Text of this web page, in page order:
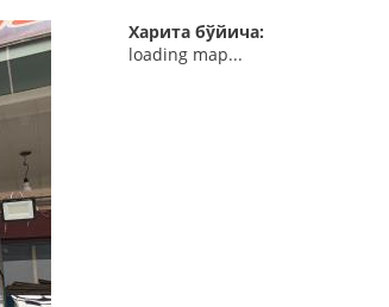
Харита бўйича:
loading map...